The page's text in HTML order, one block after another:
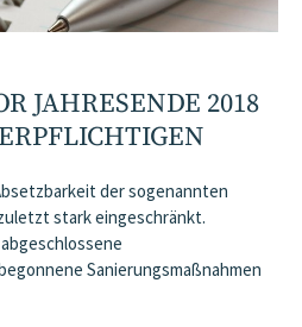
JAHRESENDE 2018 –
der sogenannten
stark eingeschränkt.
Sanierungsmaßnahmen